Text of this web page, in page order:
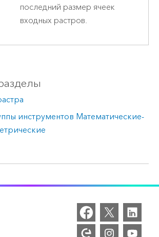
последний размер ячеек
входных растров.
инструментов Математические-